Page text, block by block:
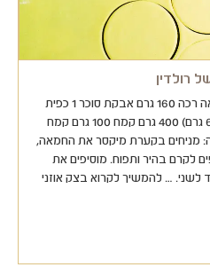
רולדין
רכיבים ל 40 יחידות: 300 גרם חמאה רכה 160 גרם אבקת סוכר 1 כפית
תמצית וניל איכותית 3 חלמונים (60 גרם) 400 גרם קמח 100 גרם קמח
מניחים בקערת מיקסר את החמאה,
לקרם בהיר ותפוח. מוסיפים את
לשני. … להמשיך לקרוא בצק אוזני